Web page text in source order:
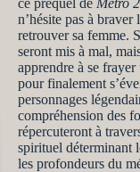
ce préquel de Metro
n’hésite pas à braver
retrouver sa femme.
seront mis à mal,
apprendre à se
pour finalement
personnages
compréhension des
répercuteront à
spirituel déterminant
les profondeurs du